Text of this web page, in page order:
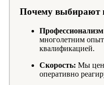
Почему выбирают
многолетним
квалификацией.
Скорость: Мы
оперативно